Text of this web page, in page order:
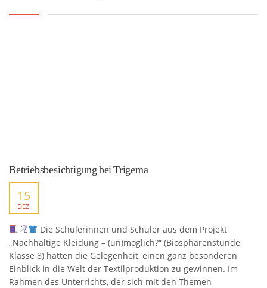
Betriebsbesichtigung bei Trigema
15
DEZ.
Die Schülerinnen und Schüler aus dem Projekt
„Nachhaltige Kleidung – (un)möglich?“ (Biosphärenstunde,
Klasse 8) hatten die Gelegenheit, einen ganz besonderen
Einblick in die Welt der Textilproduktion zu gewinnen. Im
Rahmen des Unterrichts, der sich mit den Themen